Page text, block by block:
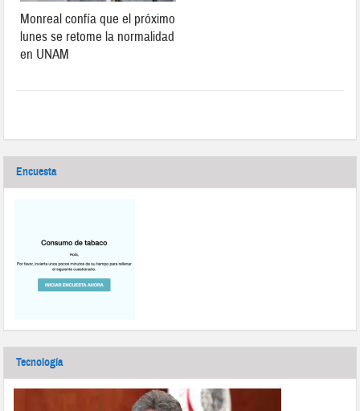
Monreal confía que el próximo
lunes se retome la normalidad
en UNAM
Encuesta
Tecnología